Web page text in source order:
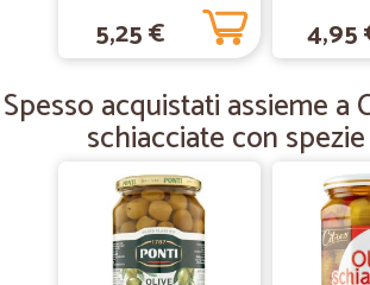
Ottimo, veloce e ben confezionato
5,25 € 4,95
Spesso acquistati assieme a
schiacciate con